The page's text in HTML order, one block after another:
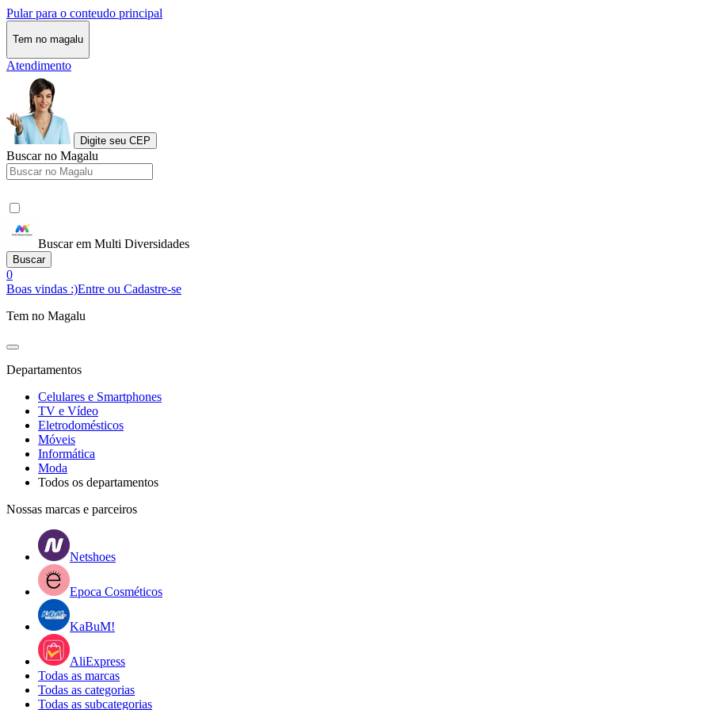
Pular para o conteudo principal
Tem no magalu
Atendimento
Digite seu CEP
Buscar no Magalu
Buscar em Multi Diversidades
Buscar
0
Boas vindas :)Entre ou Cadastre-se
Tem no Magalu
Departamentos
Celulares e Smartphones
TV e Vídeo
Eletrodomésticos
Móveis
Informática
Moda
Todos os departamentos
Nossas marcas e parceiros
Netshoes
Epoca Cosméticos
KaBuM!
AliExpress
Todas as marcas
Todas as categorias
Todas as subcategorias